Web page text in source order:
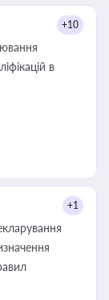
+10
в
+1